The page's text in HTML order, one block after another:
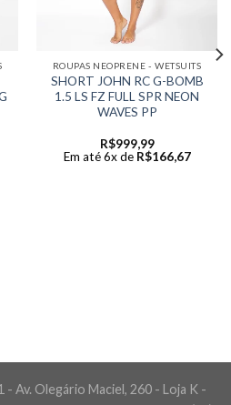
ROUPAS NEOPRENE - WETSUITS
SHORT JOHN RC G-BOMB
1.5 LS FZ FULL SPR NEON
WAVES PP
R$999,99
Em até 6x de R$166,67
Av. Olegário Maciel, 260 - Loja K -